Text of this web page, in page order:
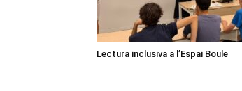
Lectura inclusiva a l’Espai Boule